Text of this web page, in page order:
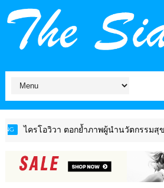
รโอวิวา ตอกย้ำภาพผู้นำนวัตกรรมสุขภาพ ปั